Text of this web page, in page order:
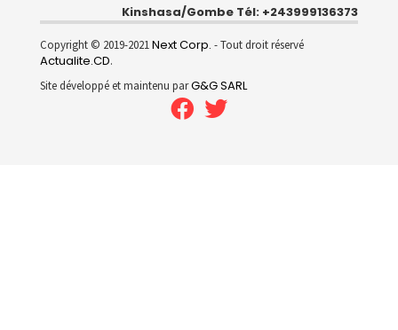
Kinshasa/Gombe Tél: +243999136373
Copyright © 2019-2021Next Corp. - Tout droit réservé
Actualite.CD.
Site développé et maintenu parG&G SARL